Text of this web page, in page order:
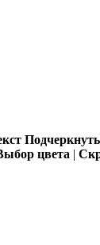
цвета |